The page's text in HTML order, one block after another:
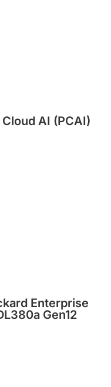
AI (PCAI)
Enterprise
Gen12